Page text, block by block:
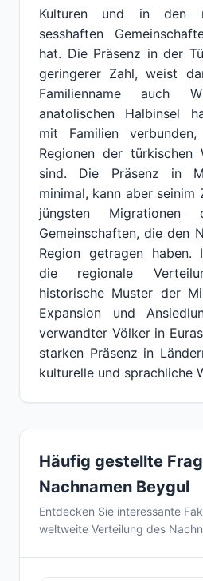
Kulturen und in den
sesshaften
hat. Die Präsenz in der
geringerer Zahl, weist
Familienname auch
anatolischen Halbinsel
mit Familien
Regionen der türkischen
sind. Die Präsenz in
minimal, kann aber seinim
jüngsten Migrationen
Gemeinschaften, die den
Region getragen haben.
die regionale
historische Muster der
Expansion und
verwandter Völker in
starken Präsenz in
kulturelle und sprachliche
Häufig gestellte
Nachnamen Beygul
Entdecken Sie interessante
weltweite Verteilung des